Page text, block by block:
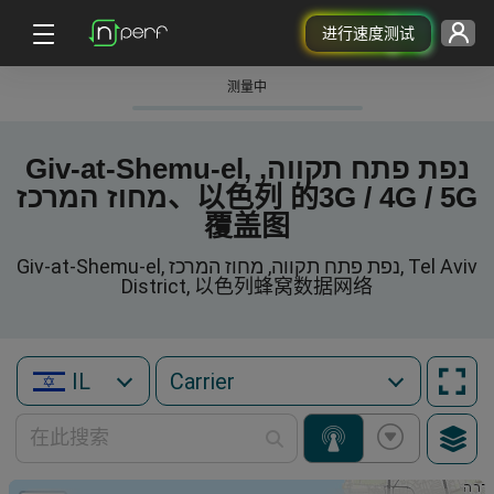
进行速度测试
测量中
Giv-at-Shemu-el, נפת פתח תקווה,
מחוז המרכז、以色列 的3G / 4G / 5G
覆盖图
Giv-at-Shemu-el, נפת פתח תקווה, מחוז המרכז, Tel Aviv
District, 以色列蜂窝数据网络
IL